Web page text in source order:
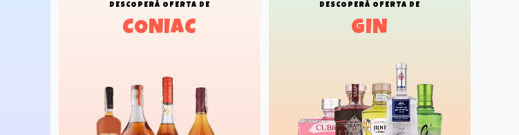
DESCOPERĂ OFERTA DE
CONIAC
DESCOPERĂ OFERTA DE
GIN